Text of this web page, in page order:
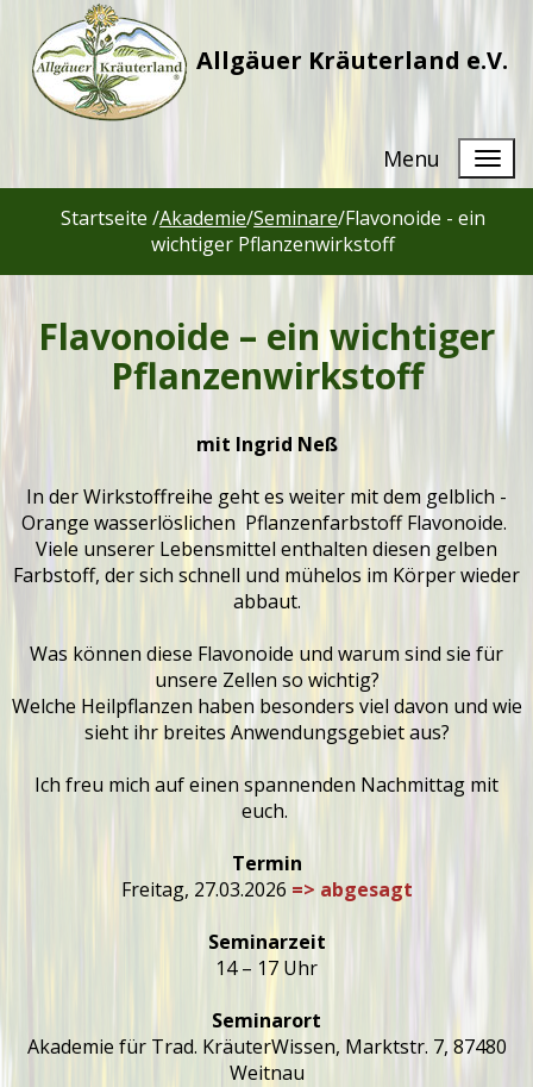
Allgäuer Kräuterland e.V.
Menu
Startseite /Akademie/Seminare/Flavonoide - ein
wichtiger Pflanzenwirkstoff
Flavonoide – ein wichtiger
Pflanzenwirkstoff
mit Ingrid Neß
In der Wirkstoffreihe geht es weiter mit dem gelblich -
Orange wasserlöslichen Pflanzenfarbstoff Flavonoide.
Viele unserer Lebensmittel enthalten diesen gelben
Farbstoff, der sich schnell und mühelos im Körper wieder
abbaut.
Was können diese Flavonoide und warum sind sie für
unsere Zellen so wichtig?
Welche Heilpflanzen haben besonders viel davon und wie
sieht ihr breites Anwendungsgebiet aus?
Ich freu mich auf einen spannenden Nachmittag mit
euch.
Termin
Freitag, 27.03.2026 => abgesagt
Seminarzeit
14 – 17 Uhr
Seminarort
Akademie für Trad. KräuterWissen, Marktstr. 7, 87480
Weitnau